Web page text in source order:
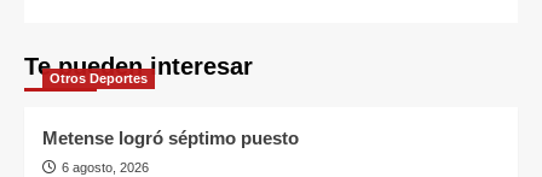
Te pueden interesar
Otros Deportes
Metense logró séptimo puesto
6 agosto, 2026